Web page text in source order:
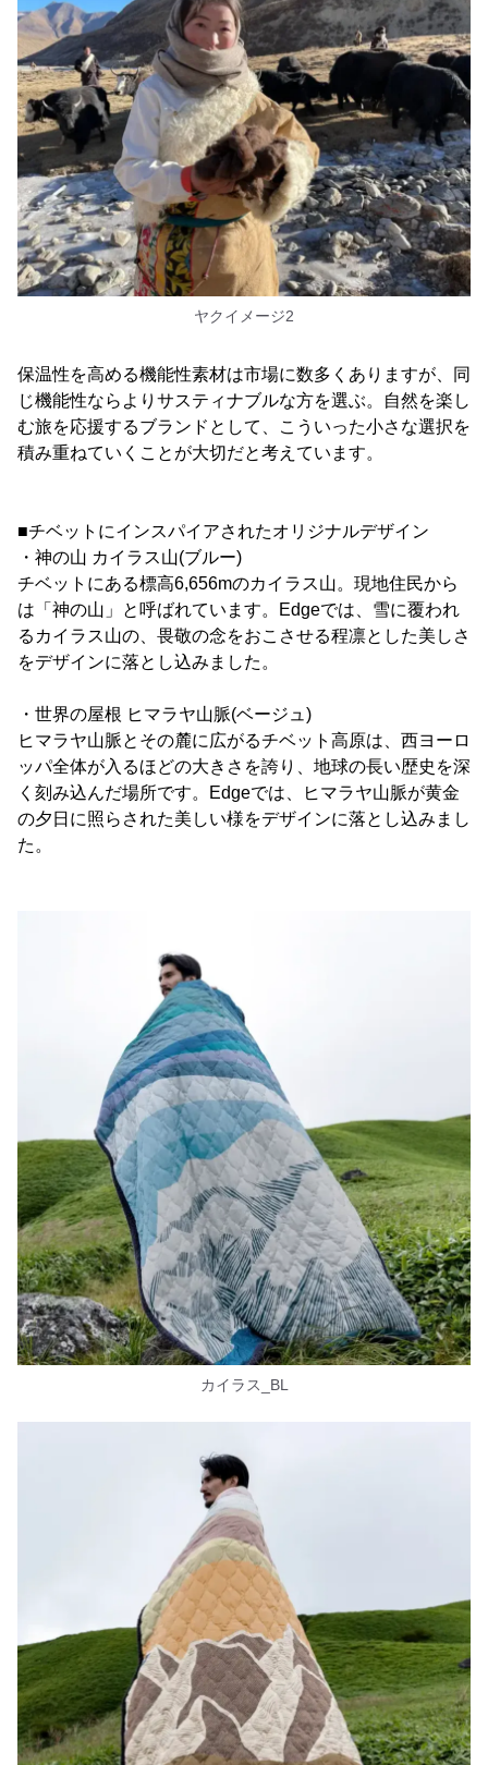
ヤクイメージ2
保温性を高める機能性素材は市場に数多くありますが、同
じ機能性ならよりサスティナブルな方を選ぶ。自然を楽し
む旅を応援するブランドとして、こういった小さな選択を
積み重ねていくことが大切だと考えています。
■チベットにインスパイアされたオリジナルデザイン
・神の山 カイラス山(ブルー)
チベットにある標高6,656mのカイラス山。現地住民から
は「神の山」と呼ばれています。Edgeでは、雪に覆われ
るカイラス山の、畏敬の念をおこさせる程凛とした美しさ
をデザインに落とし込みました。
・世界の屋根 ヒマラヤ山脈(ベージュ)
ヒマラヤ山脈とその麓に広がるチベット高原は、西ヨーロ
ッパ全体が入るほどの大きさを誇り、地球の長い歴史を深
く刻み込んだ場所です。Edgeでは、ヒマラヤ山脈が黄金
の夕日に照らされた美しい様をデザインに落とし込みまし
た。
カイラス_BL